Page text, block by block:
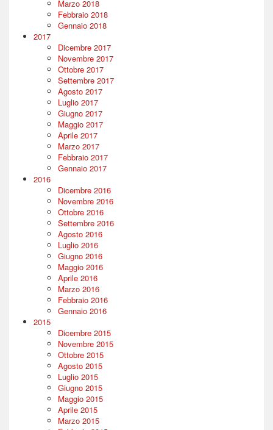
Marzo 2018
Febbraio 2018
Gennaio 2018
2017
Dicembre 2017
Novembre 2017
Ottobre 2017
Settembre 2017
Agosto 2017
Luglio 2017
Giugno 2017
Maggio 2017
Aprile 2017
Marzo 2017
Febbraio 2017
Gennaio 2017
2016
Dicembre 2016
Novembre 2016
Ottobre 2016
Settembre 2016
Agosto 2016
Luglio 2016
Giugno 2016
Maggio 2016
Aprile 2016
Marzo 2016
Febbraio 2016
Gennaio 2016
2015
Dicembre 2015
Novembre 2015
Ottobre 2015
Agosto 2015
Luglio 2015
Giugno 2015
Maggio 2015
Aprile 2015
Marzo 2015